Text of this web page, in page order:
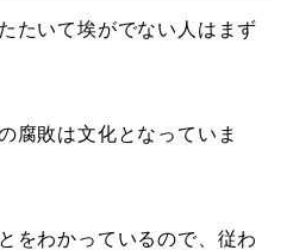
たいて埃がでない人はまず
腐敗は文化となっていま
をわかっているので、従わ